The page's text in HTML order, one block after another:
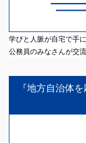
学びと人脈が自宅で手
公務員のみなさんが交
『地方自治体